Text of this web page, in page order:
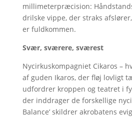
millimeterpræcision:
drilske vippe, der straks
er fuldkommen.
Svær, sværere, sværest
Nycirkuskompagniet Cikaros –
af guden Ikaros, der fløj lovligt
udfordrer kroppen og teatret i
der inddrager de forskellige
Balance’ skildrer akrobatens